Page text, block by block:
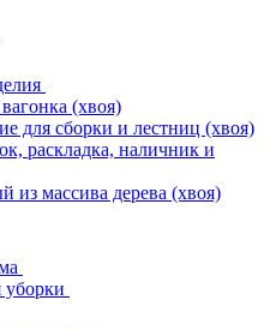
(хвоя)
для сборки и лестниц (хвоя)
раскладка, наличник и
из массива дерева (хвоя)
уборки